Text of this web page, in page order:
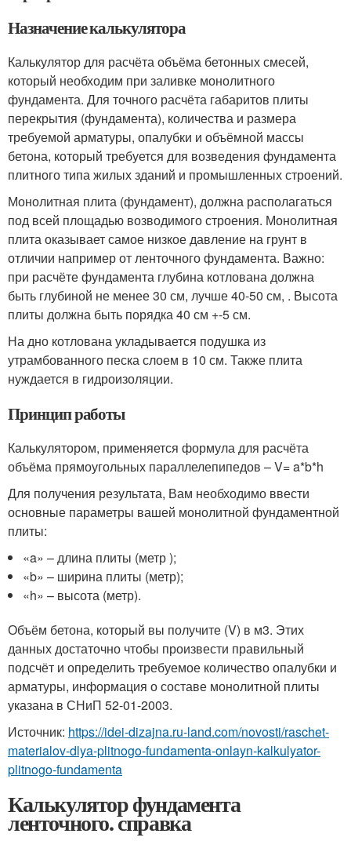
Назначение калькулятора
Калькулятор для расчёта объёма бетонных смесей,
который необходим при заливке монолитного
фундамента. Для точного расчёта габаритов плиты
перекрытия (фундамента), количества и размера
требуемой арматуры, опалубки и объёмной массы
бетона, который требуется для возведения фундамента
плитного типа жилых зданий и промышленных строений.
Монолитная плита (фундамент), должна располагаться
под всей площадью возводимого строения. Монолитная
плита оказывает самое низкое давление на грунт в
отличии например от ленточного фундамента. Важно:
при расчёте фундамента глубина котлована должна
быть глубиной не менее 30 см, лучше 40-50 см, . Высота
плиты должна быть порядка 40 см +-5 см.
На дно котлована укладывается подушка из
утрамбованного песка слоем в 10 см. Также плита
нуждается в гидроизоляции.
Принцип работы
Калькулятором, применяется формула для расчёта
объёма прямоугольных параллелепипедов – V= a*b*h
Для получения результата, Вам необходимо ввести
основные параметры вашей монолитной фундаментной
плиты:
«a» – длина плиты (метр );
«b» – ширина плиты (метр);
«h» – высота (метр).
Объём бетона, который вы получите (V) в м3. Этих
данных достаточно чтобы произвести правильный
подсчёт и определить требуемое количество опалубки и
арматуры, информация о составе монолитной плиты
указана в СНиП 52-01-2003.
Источник: https://idei-dizajna.ru-land.com/novosti/raschet-
materialov-dlya-plitnogo-fundamenta-onlayn-kalkulyator-
plitnogo-fundamenta
Калькулятор фундамента
ленточного. справка